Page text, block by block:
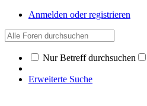
Anmelden oder registrieren
Nur Betreff durchsuchen
Erweiterte Suche